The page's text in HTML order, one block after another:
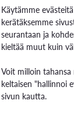
Käytämme
kerätäksemme
seurantaan ja
kieltää muut kuin
Voit milloin tahansa
keltaisen "hallinnoi
sivun kautta.